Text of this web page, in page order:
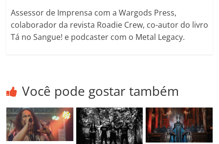
Assessor de Imprensa com a Wargods Press,
colaborador da revista Roadie Crew, co-autor do livro
Tá no Sangue! e podcaster com o Metal Legacy.
Você pode gostar também